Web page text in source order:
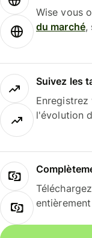
Wise vous
du marché,
Suivez les
l'évolution